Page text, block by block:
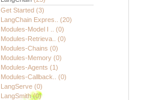
Get Started (3)
LangChain Expres.. (20)
Modules-Model I .. (0)
Modules-Retrieva.. (0)
Modules-Chains (0)
Modules-Memory (0)
Modules-Agents (1)
Modules-Callback.. (0)
LangServe (0)
LangSmith(0)